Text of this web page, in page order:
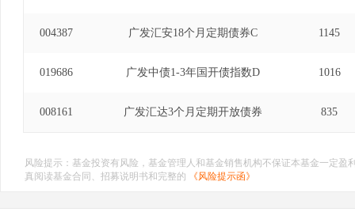
004387 广发汇安18个月定期债券C 1145
019686 广发中债1-3年国开债指数D 1016
008161 广发汇达3个月定期开放债券 835
风险提示：基金投资有风险，基金管理人和基金销售机构不保证本基金一定
真阅读基金合同、招募说明书和完整的
《风险提示函》